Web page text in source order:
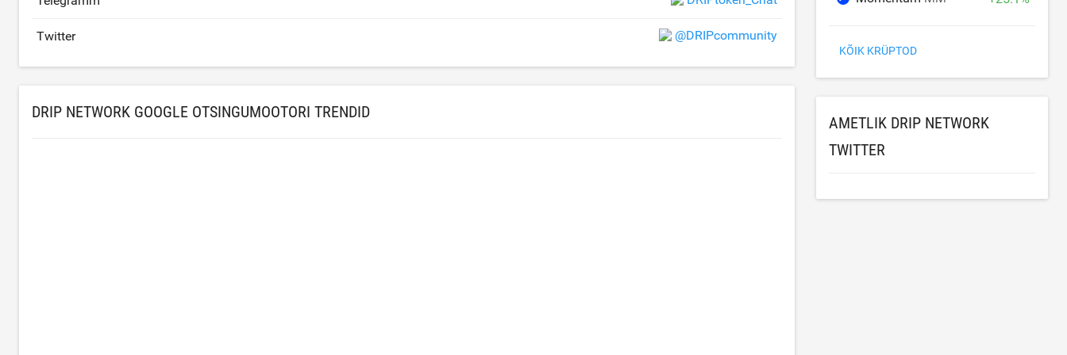
Twitter @DRIPcommunity
DRIP NETWORK GOOGLE OTSINGUMOOTORI TRENDID
KÕIK KRÜPTOD
AMETLIK DRIP NETWORK
TWITTER